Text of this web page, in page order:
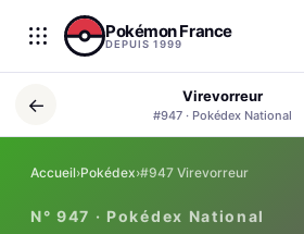
Aller au contenu
Pokémon France
DEPUIS 1999
← Virevorreur
#947 · Pokédex National
Accueil›Pokédex›#947 Virevorreur
N° 947 · Pokédex National